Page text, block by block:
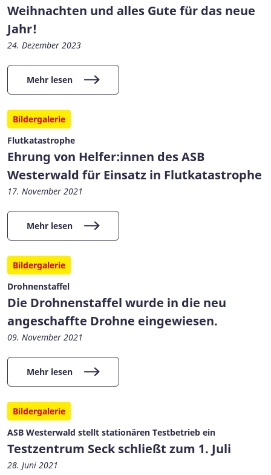
Weihnachten und alles Gute für das neue
Jahr!
24. Dezember 2023
Mehr lesen
Bildergalerie
Flutkatastrophe
Ehrung von Helfer:innen des ASB
Westerwald für Einsatz in Flutkatastrophe
17. November 2021
Mehr lesen
Bildergalerie
Drohnenstaffel
Die Drohnenstaffel wurde in die neu
angeschaffte Drohne eingewiesen.
09. November 2021
Mehr lesen
Bildergalerie
ASB Westerwald stellt stationären Testbetrieb ein
Testzentrum Seck schließt zum 1. Juli
28. Juni 2021